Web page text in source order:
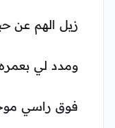
زيل الهم عن
ومدد لي
فوق راسي